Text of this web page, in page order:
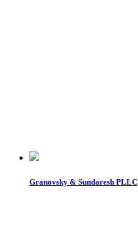
Granovsky & Sundaresh PLLC